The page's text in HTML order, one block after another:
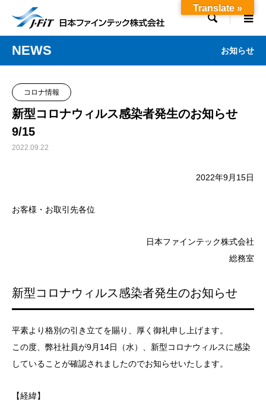

NEWS お知らせ
コロナ情報
新型コロナウィルス感染者発生のお知らせ
9/15
2022.09.22
2022年9月15日
お客様・お取引先各位
日本ファインテック株式会社
総務室
新型コロナウィルス感染者発生のお知らせ
平素より格別の引き立てを賜り、厚く御礼申し上げます。
この度、弊社社員が9月14日（水）、新型コロナウィルスに感染
していることが確認されましたのでお知らせいたします。
【経緯】
Translate »